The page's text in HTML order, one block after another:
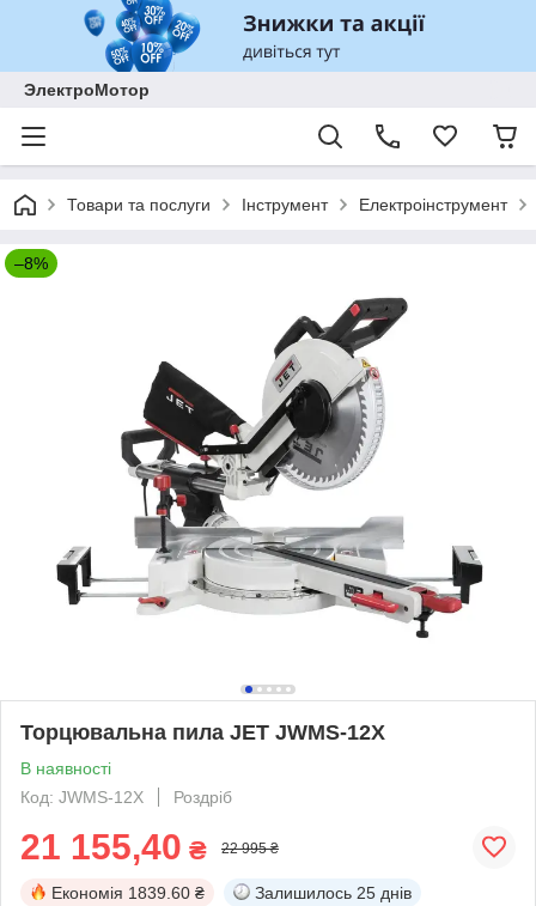
ЭлектроМотор
Товари та послуги Інструмент Електроінструмент
–8%
Торцювальна пила JET JWMS-12X
В наявності
Код: JWMS-12X
Роздріб
21 155,40 ₴ 22 995 ₴
Економія 1839.60 ₴ Залишилось 25 днів